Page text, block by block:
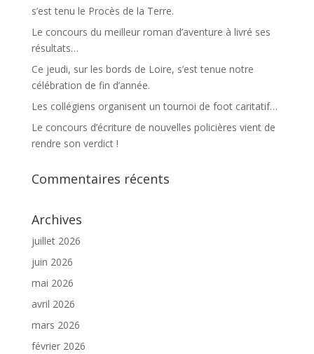
s’est tenu le Procès de la Terre.
Le concours du meilleur roman d’aventure à livré ses
résultats…
Ce jeudi, sur les bords de Loire, s’est tenue notre
célébration de fin d’année.
Les collégiens organisent un tournoi de foot caritatif…
Le concours d’écriture de nouvelles policières vient de
rendre son verdict !
Commentaires récents
Archives
juillet 2026
juin 2026
mai 2026
avril 2026
mars 2026
février 2026